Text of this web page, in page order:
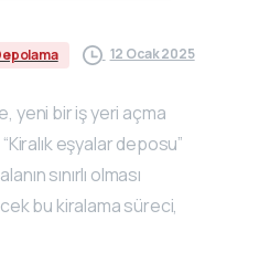
12 Ocak 2025
yeni bir iş yeri açma
eşyalar deposu”
sınırlı olması
bu kiralama süreci,